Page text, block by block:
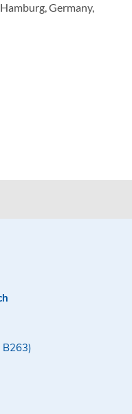
Germany,
B263)